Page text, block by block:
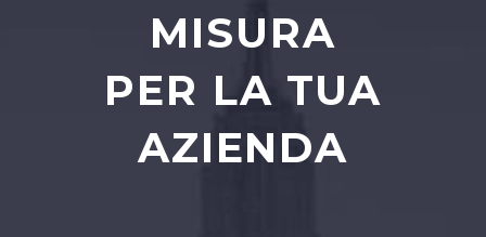
MISURA
PER LA TUA
AZIENDA